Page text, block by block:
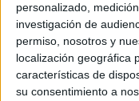
personalizado,
investigación de
permiso, nosotros y
localización geográfica
características de
su consentimiento a
Soy:*
Chico
Chica
¿En qué año